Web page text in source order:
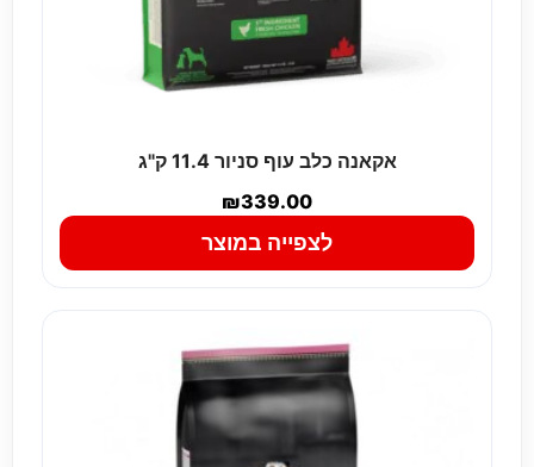
אקאנה כלב עוף סניור 11.4 ק"ג
₪339.00
לצפייה במוצר